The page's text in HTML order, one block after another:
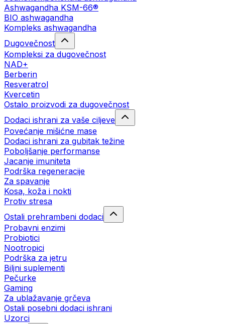
Ashwagandha KSM-66®
BIO ashwagandha
Kompleks ashwagandha
Dugovečnost
Kompleksi za dugovečnost
NAD+
Berberin
Resveratrol
Kvercetin
Ostalo proizvodi za dugovečnost
Dodaci ishrani za vaše ciljeve
Povećanje mišićne mase
Dodaci ishrani za gubitak težine
Poboljšanje performanse
Jacanje imuniteta
Podrška regeneracije
Za spavanje
Kosa, koža i nokti
Protiv stresa
Ostali prehrambeni dodaci
Probavni enzimi
Probiotici
Nootropici
Podrška za jetru
Biljni suplementi
Pečurke
Gaming
Za ublažavanje grčeva
Ostali posebni dodaci ishrani
Uzorci